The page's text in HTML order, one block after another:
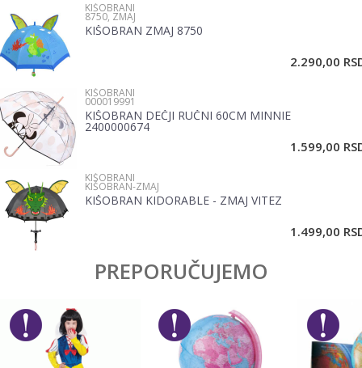
Brend
Email
Poruka
KIŠOBRANI
8750, ZMAJ
KIŠOBRAN ZMAJ 8750
2.290,00
KIŠOBRANI
000019991
KIŠOBRAN DEČJI RUČNI 60CM MINNIE
2400000674
1.599,00
KIŠOBRANI
KIŠOBRAN-ZMAJ
KIŠOBRAN KIDORABLE - ZMAJ VITEZ
1.499,00
PREPORUČUJEMO